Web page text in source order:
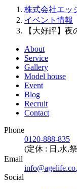
株式会社エッ
イベント情報
【大好評】
About
Service
Gallery
Model house
Event
Blog
Recruit
Contact
Phone
0120-888-835
(定休 : 日,水,
Email
Social